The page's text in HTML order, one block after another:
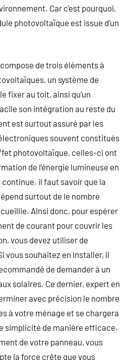
Car c’est pourquoi,
photovoltaïque est issue d’un
de trois éléments à
un système de
fixer au toit, ainsi qu’un
son intégration au reste du
est surtout assuré par les
souvent constitués
photovoltaïque, celles-ci ont
de l’énergie lumineuse en
il faut savoir que la
surtout de le nombre
Ainsi donc, pour espérer
de courant pour couvrir les
vous devez utiliser de
vous souhaitez en installer, il
de demander à un
solaires. Ce dernier, expert en
avec précision le nombre
à votre ménage et se chargera
simplicité de manière efficace.
de votre panneau, vous
la force crête que vous